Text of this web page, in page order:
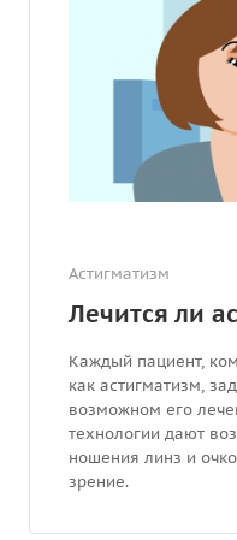
Астигматизм
Лечится ли
Каждый пациент,
как астигматизм,
возможном его
технологии дают
ношения линз и
зрение.